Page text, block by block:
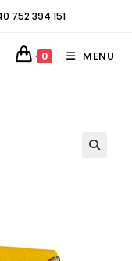
752 394 151
0 MENU